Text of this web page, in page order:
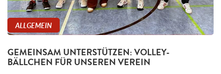
ALLGEMEIN
GEMEINSAM UNTERSTÜTZEN: VOLLEY-
BÄLLCHEN FÜR UNSEREN VEREIN